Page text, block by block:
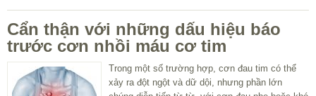
Cẩn thận với những dấu hiệu báo
trước cơn nhồi máu cơ tim
Trong một số trường hợp, cơn đau tim có thể
xảy ra đột ngột và dữ dội, nhưng phần lớn